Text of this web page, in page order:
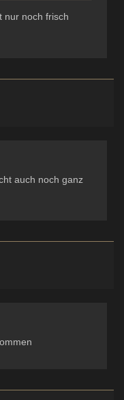
nur noch frisch
auch noch ganz